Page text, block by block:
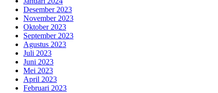
Desember 2023
November 2023
Oktober 2023
September 2023
Agustus 2023
Juli 2023
Juni 2023
Mei 2023
April 2023
Februari 2023